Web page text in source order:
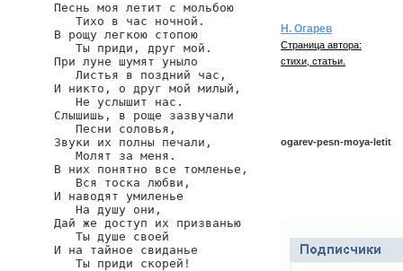
Песнь моя летит с мольбою
   Тихо в час ночной.
В рощу легкою стопою
   Ты приди, друг мой.
При луне шумят уныло
   Листья в поздний час,
И никто, о друг мой милый,
   Не услышит нас.
Слышишь, в роще зазвучали
   Песни соловья,
Звуки их полны печали,
   Молят за меня.
В них понятно все томленье,
   Вся тоска любви,
И наводят умиленье
   На душу они,
Дай же доступ их призванью
   Ты душе своей
И на тайное свиданье
   Ты приди скорей!
Н. Огарев
Страница автора:
стихи, статьи.
ogarev-pesn-moya-letit